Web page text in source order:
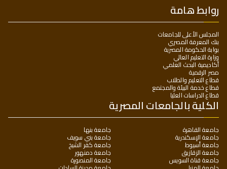
روابط هامة
المجلس الأعلى للجامعات
بنك المعرفة المصري
بوابة الحكومة المصرية
وزارة التعليم العالي
أكاديمية البحث العلمي
مصر الرقمية
قطاع التعليم والطلاب
قطاع خدمة البيئة والمجتمع
قطاع الدراسات العليا
الكلية بالجامعات المصرية
جامعة القاهرة
جامعة الإسكندرية
جامعة أسيوط
جامعة الزقازيق
جامعة قناة السويس
جامعة بنها
جامعة بني سويف
جامعة كفر الشيخ
جامعة دمنهور
جامعة المنصورة